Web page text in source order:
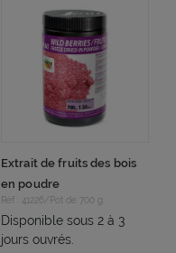
Extrait de fruits des bois
en poudre
Réf : 41226/Pot de 700 g
Disponible sous 2 à 3
jours ouvrés.